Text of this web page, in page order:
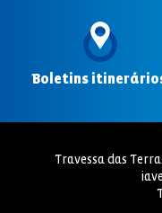
Boletins
Travessa das